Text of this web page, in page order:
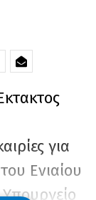
για
Ενιαίου